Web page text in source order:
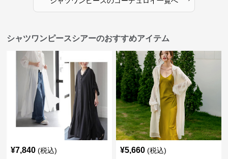
シャツワンピースシアーのおすすめアイテム
¥7,840 (税込) ¥5,660 (税込)